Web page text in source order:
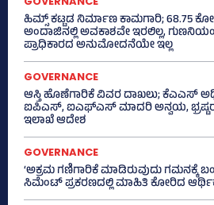
ಹಿಮ್ಸ್‌ ಕಟ್ಟಡ ನಿರ್ಮಾಣ ಕಾಮಗಾರಿ; 68.75
ಅಂದಾಜಿನಲ್ಲಿ ಅವಕಾಶವೇ ಇರಲಿಲ್ಲ,
ಪ್ರಾಧಿಕಾರದ ಅನುಮೋದನೆಯೇ ಇಲ್ಲ
GOVERNANCE
ಆಸ್ತಿ ಹೊಣೆಗಾರಿಕೆ ವಿವರ ದಾಖಲು; ಕೆಎಎಸ್
ಐಪಿಎಸ್‌, ಐಎಫ್‌ಎಸ್‌ ಮಾದರಿ ಅನ್ವಯ, ಭ್ರಷ್ಟರ
ಇಲಾಖೆ ಆದೇಶ
GOVERNANCE
‘ಅಕ್ರಮ ಗಣಿಗಾರಿಕೆ ಮಾಡಿರುವುದು ಗಮನಕ್ಕೆ
ಸಿಮೆಂಟ್ ಪ್ರಕರಣದಲ್ಲಿ ಮಾಹಿತಿ ಕೋರಿದ